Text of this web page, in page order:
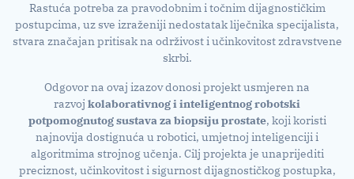
Rastuća potreba za pravodobnim i točnim dijagnostičkim
postupcima, uz sve izraženiji nedostatak liječnika specijalista,
stvara značajan pritisak na održivost i učinkovitost zdravstvene
skrbi.
Odgovor na ovaj izazov donosi projekt usmjeren na
razvoj kolaborativnog i inteligentnog robotski
potpomognutog sustava za biopsiju prostate, koji koristi
najnovija dostignuća u robotici, umjetnoj inteligenciji i
algoritmima strojnog učenja. Cilj projekta je unaprijediti
preciznost, učinkovitost i sigurnost dijagnostičkog postupka,